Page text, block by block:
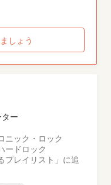
しょう
ー
ニック・ロック
ードロック
プレイリスト」に追